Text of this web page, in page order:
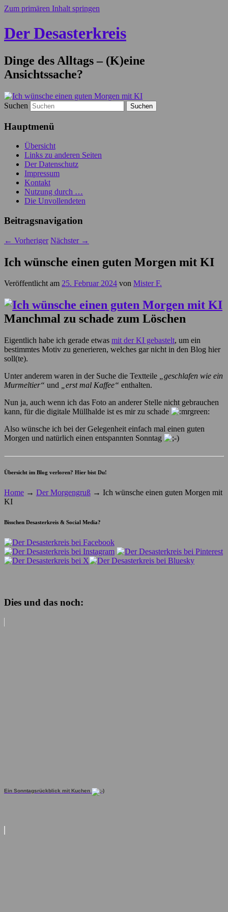
Zum primären Inhalt springen
Der Desasterkreis
Dinge des Alltags – (K)eine
Ansichtssache?
Suchen
Hauptmenü
Übersicht
Links zu anderen Seiten
Der Datenschutz
Impressum
Kontakt
Nutzung durch …
Die Unvollendeten
Beitragsnavigation
← Vorheriger Nächster →
Ich wünsche einen guten Morgen mit KI
Veröffentlicht am 25. Februar 2024 von Mister F.
Manchmal zu schade zum Löschen
Eigentlich habe ich gerade etwas mit der KI gebastelt, um ein
bestimmtes Motiv zu generieren, welches gar nicht in den Blog hier
soll(te).
Unter anderem waren in der Suche die Textteile
„geschlafen wie ein
Murmeltier“ und „erst mal Kaffee“ enthalten.
Nun ja, auch wenn ich das Foto an anderer Stelle nicht gebrauchen
kann, für die digitale Müllhalde ist es mir zu schade
Also wünsche ich bei der Gelegenheit einfach mal einen guten
Morgen und natürlich einen entspannten Sonntag
Übersicht im Blog verloren? Hier bist Du!
Home → Der Morgengruß → Ich wünsche einen guten Morgen mit
KI
Bisschen Desasterkreis & Social Media?
Dies und das noch:
Ein Sonntagsrückblick mit Kuchen